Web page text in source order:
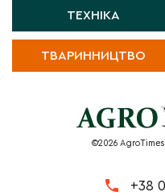
ТЕХНІКА
ТВАРИННИЦТВО
©2026
+38